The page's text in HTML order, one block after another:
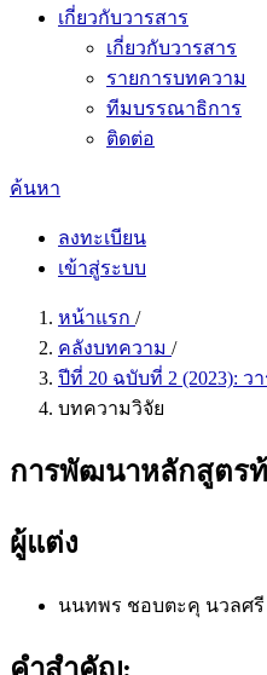
เกี่ยวกับวารสาร
เกี่ยวกับวารสาร
รายการบทความ
ทีมบรรณาธิการ
ติดต่อ
ค้นหา
ลงทะเบียน
เข้าสู่ระบบ
หน้าแรก /
คลังบทความ /
ปีที่ 20 ฉบับที่ 2 (2023):
บทความวิจัย
การพัฒนาหลักสูตรท้
ผู้แต่ง
นนทพร ชอบตะคุ นวลศ
คำสำคัญ: